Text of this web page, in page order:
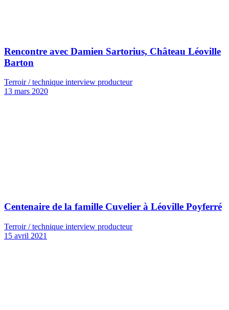
Rencontre avec Damien Sartorius, Château Léoville
Barton
Terroir / technique interview producteur
13 mars 2020
Centenaire de la famille Cuvelier à Léoville Poyferré
Terroir / technique interview producteur
15 avril 2021